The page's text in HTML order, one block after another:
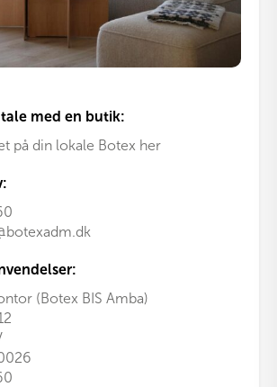
med en butik:
på din lokale Botex her
(Botex BIS Amba)